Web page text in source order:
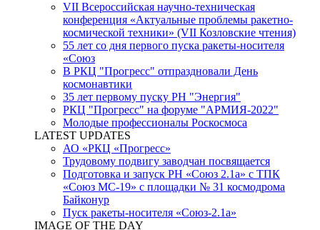
VII Всероссийская научно-техническая
конференция «Актуальные проблемы ракетно-
космической техники» (VII Козловские чтения)
55 лет со дня первого пуска ракеты-носителя
«Союз
В РКЦ "Прогресс" отпраздновали День
космонавтики
35 лет первому пуску РН "Энергия"
РКЦ "Прогресс" на форуме "АРМИЯ-2022"
Молодые профессионалы Роскосмоса
LATEST UPDATES
АО «РКЦ «Прогресс»
Трудовому подвигу заводчан посвящается
Подготовка и запуск РН «Союз 2.1а» с ТПК
«Союз МС-19» с площадки № 31 космодрома
Байконур
Пуск ракеты-носителя «Союз-2.1а»
IMAGE OF THE DAY